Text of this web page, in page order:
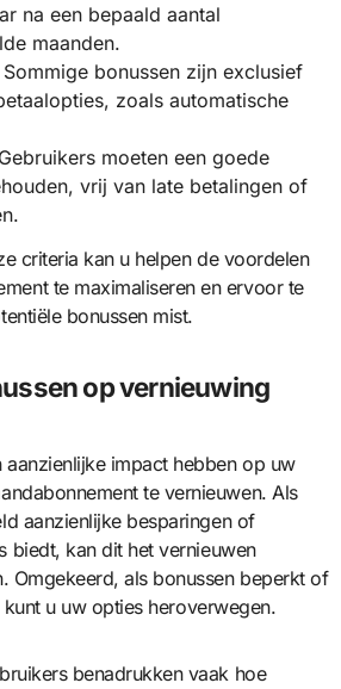
na een bepaald aantal
maanden.
Sommige bonussen zijn exclusief
zoals automatische
Gebruikers moeten een goede
vrij van late betalingen of
criteria kan u helpen de voordelen
te maximaliseren en ervoor te
bonussen mist.
op vernieuwing
aanzienlijke impact hebben op uw
te vernieuwen. Als
aanzienlijke besparingen of
biedt, kan dit het vernieuwen
Omgekeerd, als bonussen beperkt of
u uw opties heroverwegen.
benadrukken vaak hoe